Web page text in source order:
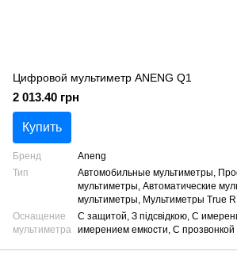
Цифровой мультиметр ANENG Q1
2 013.40 грн
Купить
Бренд
Aneng
Тип
Автомобильные мультиметры,
мультиметры, Автоматические
мультиметры, Мультиметры True
Оснащение
мультиметра
С защитой, З підсвідкою, С
имерением емкости, С прозвонкой